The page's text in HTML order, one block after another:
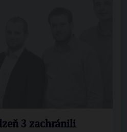
3 zachránili